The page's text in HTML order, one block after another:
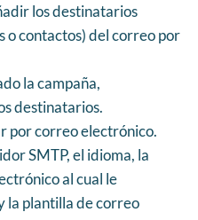
los destinatarios
o contactos) del correo por
la campaña,
destinatarios.
por correo electrónico.
SMTP, el idioma, la
al cual le
la plantilla de correo